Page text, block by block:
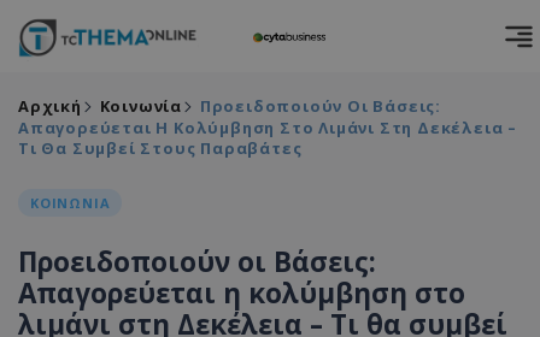
Αρχική Κοινωνία
Προειδοποιούν Οι Βάσεις:
Απαγορεύεται Η Κολύμβηση Στο Λιμάνι Στη Δεκέλεια –
Τι Θα Συμβεί Στους Παραβάτες
ΚΟΙΝΩΝΙΑ
Προειδοποιούν οι Βάσεις:
Απαγορεύεται η κολύμβηση στο
λιμάνι στη Δεκέλεια – Τι θα συμβεί